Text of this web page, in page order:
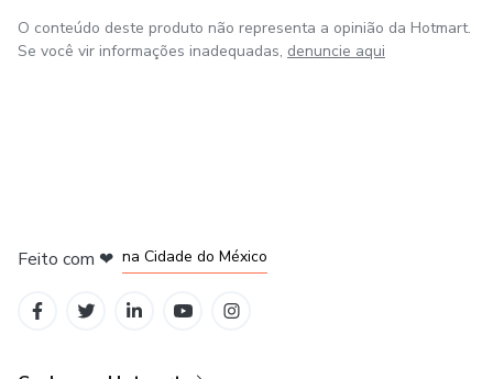
O conteúdo deste produto não representa a opinião da Hotmart.
Se você vir informações inadequadas, denuncie aqui
Feito com ❤ na Cidade do México